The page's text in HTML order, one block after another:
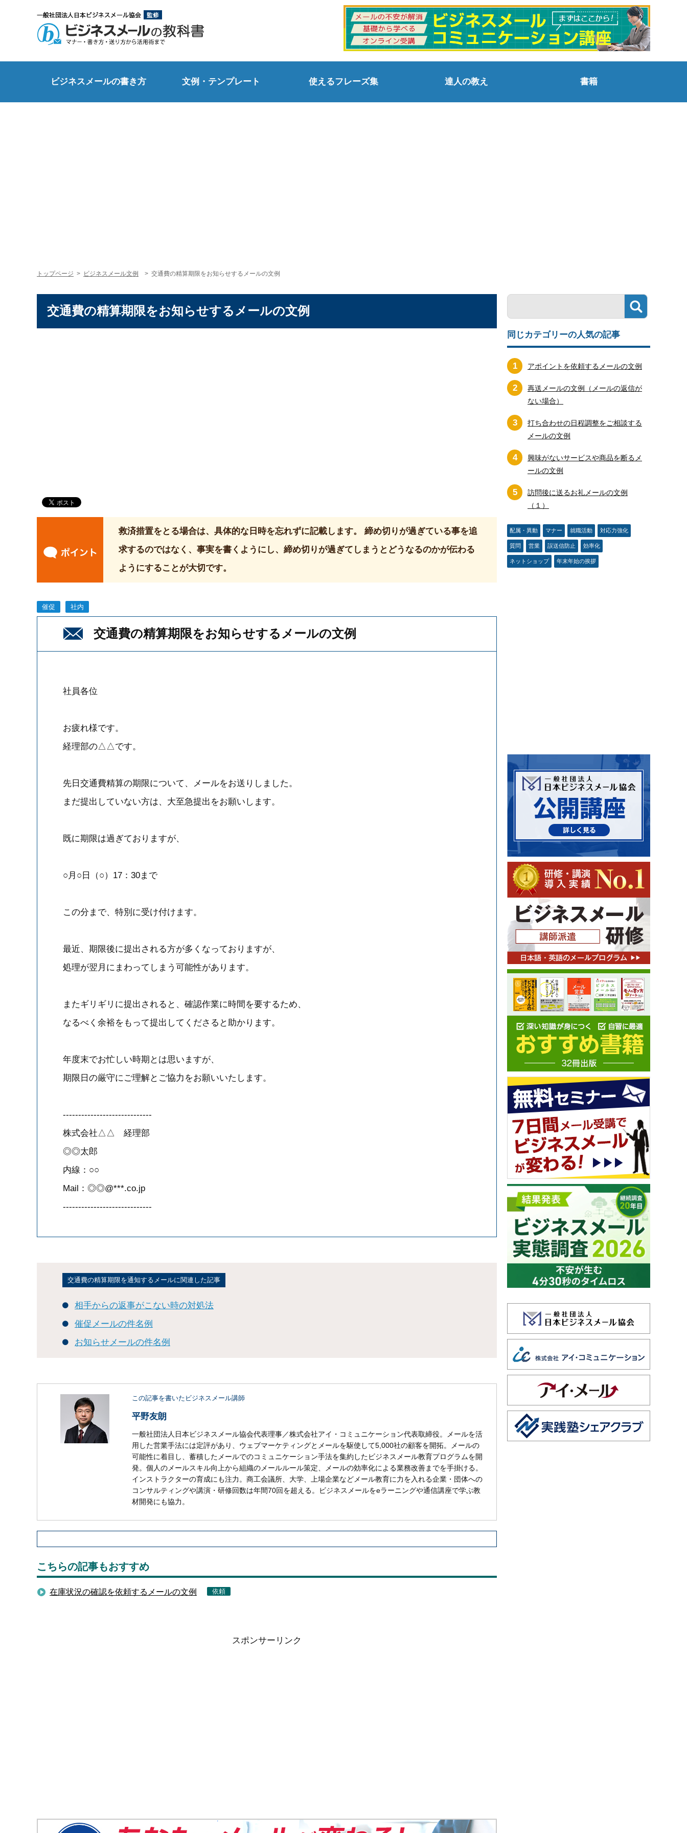
ビジネスメールの書き方 文例・テンプレート 使えるフレーズ集 達人の教え 書籍
トップページ > ビジネスメール文例 > 交通費の精算期限をお知らせするメールの文例
交通費の精算期限をお知らせするメールの文例
救済措置をとる場合は、具体的な日時を忘れずに記載します。 締め切りが過ぎている事を追
求するのではなく、事実を書くようにし、締め切りが過ぎてしまうとどうなるのかが伝わる
ようにすることが大切です。
催促 社内
交通費の精算期限をお知らせするメールの文例
社員各位
お疲れ様です。
経理部の△△です。
先日交通費精算の期限について、メールをお送りしました。
まだ提出していない方は、大至急提出をお願いします。
既に期限は過ぎておりますが、
○月○日（○）17：30まで
この分まで、特別に受け付けます。
最近、期限後に提出される方が多くなっておりますが、
処理が翌月にまわってしまう可能性があります。
またギリギリに提出されると、確認作業に時間を要するため、
なるべく余裕をもって提出してくださると助かります。
年度末でお忙しい時期とは思いますが、
期限日の厳守にご理解とご協力をお願いいたします。
-----------------------------
株式会社△△ 経理部
◎◎太郎
内線：○○
Mail：◎◎@***.co.jp
-----------------------------
交通費の精算期限を通知するメールに関連した記事
相手からの返事がこない時の対処法
催促メールの件名例
お知らせメールの件名例
この記事を書いたビジネスメール講師
平野友朗
一般社団法人日本ビジネスメール協会代表理事／株式会社アイ・コミュニケーション代表取締役。メールを活
用した営業手法には定評があり、ウェブマーケティングとメールを駆使して5,000社の顧客を開拓。メールの
可能性に着目し、蓄積したメールでのコミュニケーション手法を集約したビジネスメール教育プログラムを開
発。個人のメールスキル向上から組織のメールルール策定、メールの効率化による業務改善までを手掛ける。
インストラクターの育成にも注力。商工会議所、大学、上場企業などメール教育に力を入れる企業・団体への
コンサルティングや講演・研修回数は年間70回を超える。ビジネスメールをeラーニングや通信講座で学ぶ教
材開発にも協力。
こちらの記事もおすすめ
在庫状況の確認を依頼するメールの文例 依頼
スポンサーリンク
同じカテゴリーの人気の記事
1 アポイントを依頼するメールの文例
2
再送メールの文例（メールの返信が
ない場合）
3
打ち合わせの日程調整をご相談する
メールの文例
4
興味がないサービスや商品を断るメ
ールの文例
5
訪問後に送るお礼メールの文例
（１）
配属・異動 マナー 就職活動 対応力強化
質問 営業 誤送信防止 効率化
ネットショップ 年末年始の挨拶